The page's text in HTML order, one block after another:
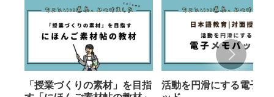
「授業づくりの素材」を目指
活動を円滑にする電子メ